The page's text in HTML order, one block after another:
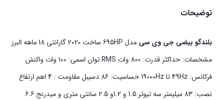
توضیحات
بلندگو بيضي جي وي سي
مدل 695HP ساخت 2020 گارانتي 18 ماهه البرز
مشخصات: حداکثر قدرت: 800 وات RMS توان اسمی: 100 وات واکنش
فرکانس: 49Hz تا 19000Hz حساسیت: 86 دسیبل مقاومت : 4 اهم ارتفاع
نصب: 83 میلیمتر سه تیوتر 1.5 و 1.2و 2.5 سانتی متری و میدرنج 6.6